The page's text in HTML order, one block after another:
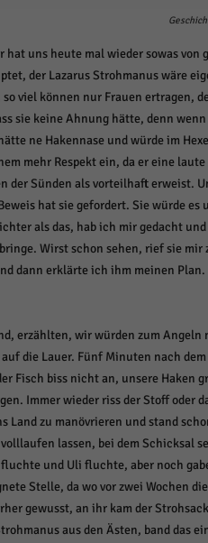
hat uns heute mal wieder sowas von
der Lazarus Strohmanus wäre
viel können nur Frauen ertragen,
sie keine Ahnung hätte, denn
ne Hakennase und würde im
mehr Respekt ein, da er eine
der Sünden als vorteilhaft erweist.
hat sie gefordert. Sie würde es
als das, hab ich mir gedacht
Wirst schon sehen, rief sie mir
dann erklärte ich ihm meinen
erzählten, wir würden zum
die Lauer. Fünf Minuten nach
Fisch biss nicht an, unsere Haken
Immer wieder riss der Stoff oder
Land zu manövrieren und stand
lassen, bei dem Schicksal
und Uli fluchte, aber noch
Stelle, da wo vor zwei Wochen
gewusst, an ihr kam der
aus den Ästen, band das
Essenzielle Cookies ermöglichen
Funktion der Website erforderlich.
Statistiken (1)
Statistik Cookies erfassen
wie unsere Besucher unsere Website
Marketing (1)
Marketing-Cookies werden von
Externe Medien (6)
Inhalte von Videoplattformen und
Wenn Cookies von externen Medien
keiner manuellen Einwilligung mehr.
powered by Borlabs Cookie